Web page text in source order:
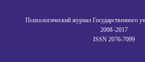
Психологический журнал Государственного
2008–2017
ISSN 2076-7099